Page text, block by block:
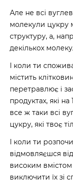
Але не всі
молекули цукру
структуру, а,
декількох
І коли ти
містить
перетравлює і
продуктах, які
все ж таки всі
цукру, які твоє
І коли ти
відмовляєшся
високим вмістом
виключити їх зі